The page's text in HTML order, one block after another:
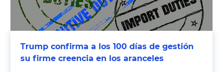
Trump confirma a los 100 días de gestión
su firme creencia en los aranceles